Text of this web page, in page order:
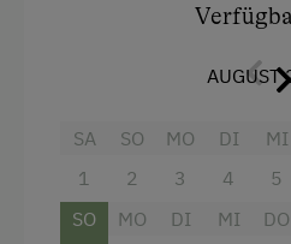
Fernseher
Getränkeerwerb im
Haarföhn
AUGUST
SA
1
SO
2
MO
3
DI
4
MI
5
SO
MO
DI
MI
DO